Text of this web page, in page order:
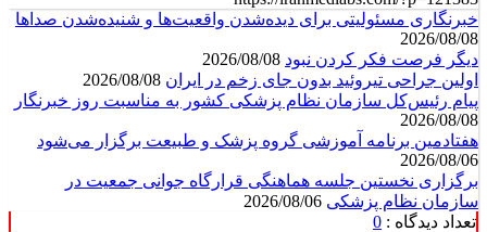
خبرنگاری مسئولیتی برای دیده‌شدن واقعیت‌ها و شنیده‌شدن صداها
2026/08/08
دیگر فرصت فکر کردن نبود
اولین جراحی تیروئید بدون جای زخم در ایران
پیام رئیس‌کل سازمان نظام پزشکی کشور به مناسبت روز خبرنگار
2026/08/08
هفتادمین برنامه آموزشی گروه پزشک و طبیعت برگزار می‌شود
2026/08/06
برگزاری نخستین جلسه هماهنگی قرارگاه جوانی جمعیت در
سازمان نظام پزشکی
تعداد دیدگاه : 0